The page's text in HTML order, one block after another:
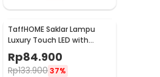
TaffHOME Saklar Lampu
Luxury Touch LED with
Remote 1 Gang - XJG-
DH001
Rp84.900
Rp133.90037%